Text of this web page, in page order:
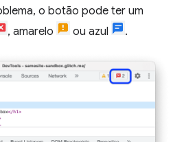
o botão pode ter um
, amarelo ou azul .